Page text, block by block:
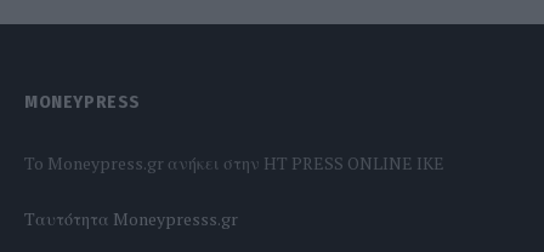
MONEYPRESS
To Moneypress.gr ανήκει στην HT PRESS ONLINE IKE
Tαυτότητα Moneypresss.gr